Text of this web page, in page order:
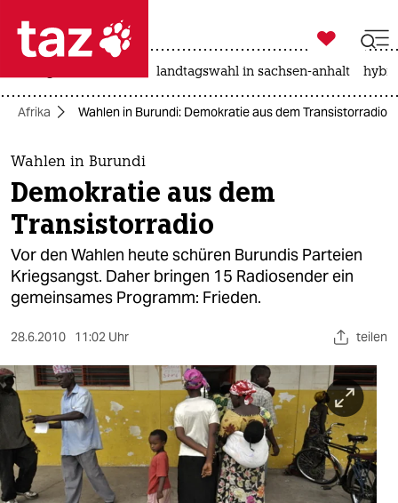
 taz zahl ich
taz zahl ich
themen
politik
öko
gesellschaft
sport
berlin
nord
wahrheit

taz zahl ich
landtagswahl in sachsen-anhalt
Afrika Wahlen in Burundi: Demokratie aus dem Transistorradio
Wahlen in Burundi
Demokratie aus dem
Transistorradio
Vor den Wahlen heute schüren Burundis Parteien
Kriegsangst. Daher bringen 15 Radiosender ein
gemeinsames Programm: Frieden.
28.6.2010 11:02 Uhr teilen